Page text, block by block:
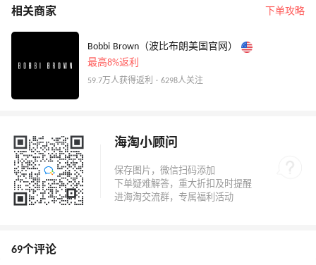
相关商家 下单攻略
Bobbi Brown（波比布朗美国官网）
最高8%返利
59.7万人获得返利 · 6298人关注
海淘小顾问
69个评论